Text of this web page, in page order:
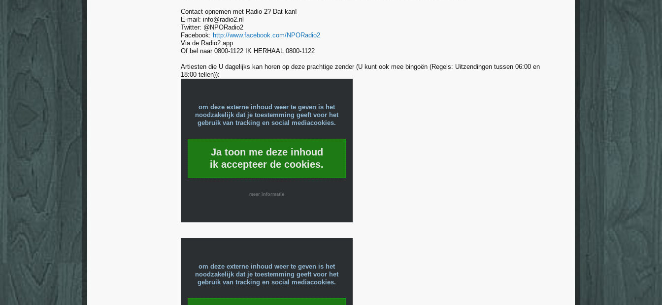
Contact opnemen met Radio 2? Dat kan!
E-mail: info@radio2.nl
Twitter: @NPORadio2
Facebook: http://www.facebook.com/NPORadio2
Via de Radio2 app
Of bel naar 0800-1122 IK HERHAAL 0800-1122
Artiesten die U dagelijks kan horen op deze prachtige zender (U kunt ook mee bingoën (Regels: Uitzendingen tussen 06:00 en
18:00 tellen)):
om deze externe inhoud weer te geven is het
noodzakelijk dat je toestemming geeft voor het
gebruik van tracking en social mediacookies.
Ja toon me deze inhoud
ik accepteer de cookies.
meer informatie
om deze externe inhoud weer te geven is het
noodzakelijk dat je toestemming geeft voor het
gebruik van tracking en social mediacookies.